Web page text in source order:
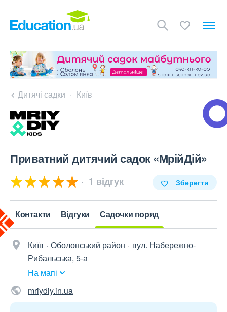
Дитячі садки Київ
Приватний дитячий садок «МрійДій»
1 відгук Зберегти
Контакти Відгуки Садочки поряд
Київ Оболонський район
вул. Набережно-
Рибальська, 5-а
На мапі
mriydiy.in.ua